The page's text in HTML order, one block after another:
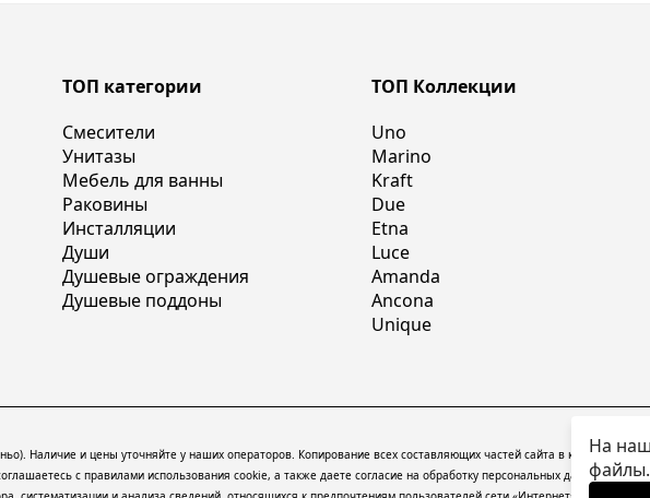
ТОП категории
Смесители
Унитазы
Мебель для ванны
Раковины
Инсталляции
Души
Душевые ограждения
Душевые поддоны
ТОП Коллекции
Uno
Marino
Kraft
Due
Etna
Luce
Amanda
Ancona
Unique
Наличие и цены уточняйте у наших операторов. Копирование всех составляющих частей сайта в какой бы то
с правилами использования cookie, а также даете согласие на обработку персональных данныхНа
На
файлы.